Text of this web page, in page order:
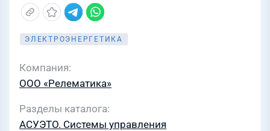
ЭЛЕКТРОЭНЕРГЕТИКА
Компания
ООО «Релематика»
Разделы каталога
АСУЭТО. Системы управления